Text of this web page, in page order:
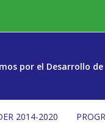
por el Desarrollo
2014-2020